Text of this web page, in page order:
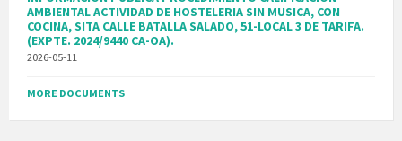
AMBIENTAL ACTIVIDAD DE HOSTELERIA SIN MUSICA, CON
COCINA, SITA CALLE BATALLA SALADO, 51-LOCAL 3 DE TARIFA.
(EXPTE. 2024/9440 CA-OA).
2026-05-11
MORE DOCUMENTS